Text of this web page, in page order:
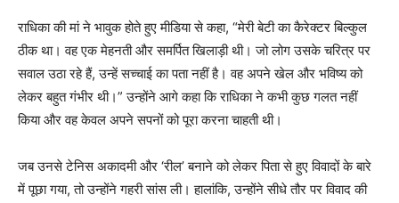
राधिका की मां ने भावुक होते हुए मीडिया से कहा, “मेरी बेटी का कैरेक्टर बिल्कुल
ठीक था। वह एक मेहनती और समर्पित खिलाड़ी थी। जो लोग उसके चरित्र पर
सवाल उठा रहे हैं, उन्हें सच्चाई का पता नहीं है। वह अपने खेल और भविष्य को
लेकर बहुत गंभीर थी।” उन्होंने आगे कहा कि राधिका ने कभी कुछ गलत नहीं
किया और वह केवल अपने सपनों को पूरा करना चाहती थी।
जब उनसे टेनिस अकादमी और ‘रील’ बनाने को लेकर पिता से हुए विवादों के बारे
में पूछा गया, तो उन्होंने गहरी सांस ली। हालांकि, उन्होंने सीधे तौर पर विवाद की